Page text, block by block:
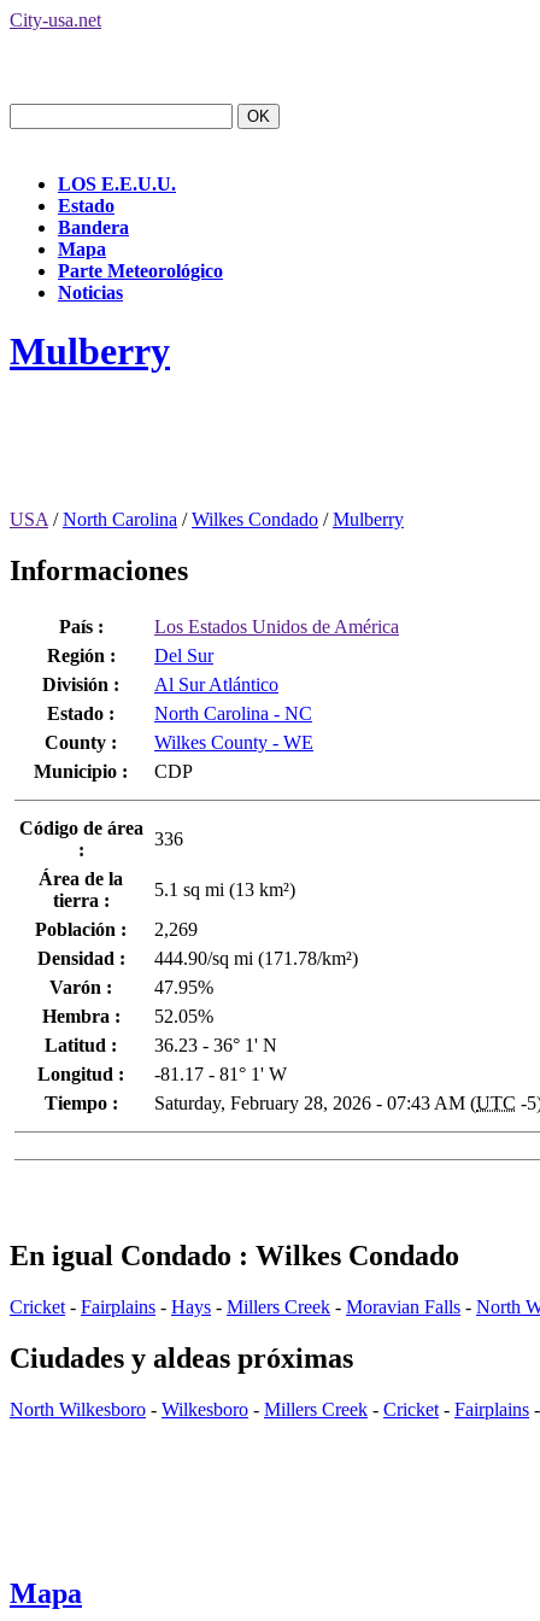
City-usa.net
LOS E.E.U.U.
Estado
Bandera
Mapa
Parte Meteorológico
Noticias
Mulberry
USA /North Carolina /Wilkes Condado /Mulberry
Informaciones
País :
Los Estados Unidos de América
Región :
Del Sur
División :
Al Sur Atlántico
Estado :
North Carolina - NC
County :
Wilkes County - WE
Municipio :
CDP
Código de área
:
336
Área de la
tierra :
5.1 sq mi (13 km²)
Población :
2,269
Densidad :
444.90/sq mi (171.78/km²)
Varón :
47.95%
Hembra :
52.05%
Latitud :
36.23 - 36° 1' N
Longitud :
-81.17 - 81° 1' W
Tiempo :
Saturday, February 28, 2026 - 07:43 AM (UTC -
En igual Condado : Wilkes Condado
Cricket - Fairplains - Hays - Millers Creek - Moravian Falls - North
Ciudades y aldeas próximas
North Wilkesboro - Wilkesboro - Millers Creek - Cricket - Fairplains
Mapa